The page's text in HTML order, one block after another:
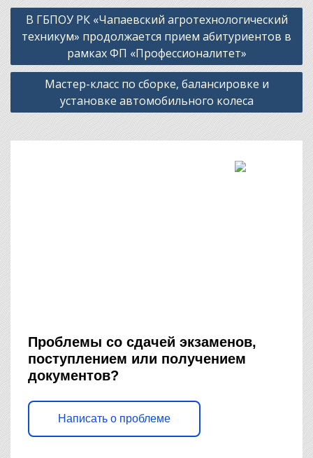
Навигация
по
записям
В ГБПОУ РК «Чапаевский агротехнологический
техникум» продолжается прием абитуриентов в
рамках ФП «Профессионалитет»
Мастер-класс по сборке, балансировке и
установке автомобильного колеса
Проблемы со сдачей экзаменов,
поступлением или получением
документов?
Написать о проблеме